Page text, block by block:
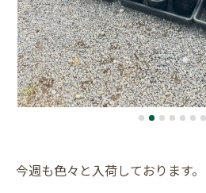
今週も色々と入荷しております。